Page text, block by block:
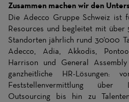
Zusammen machen wir den
Die Adecco Gruppe Schweiz ist
Resources und begleitet mit
Standorten jährlich rund 30‘000
Adecco, Adia, Akkodis,
Harrison und General
ganzheitliche HR-Lösungen:
Feststellenvermittlung über
Outsourcing bis hin zu